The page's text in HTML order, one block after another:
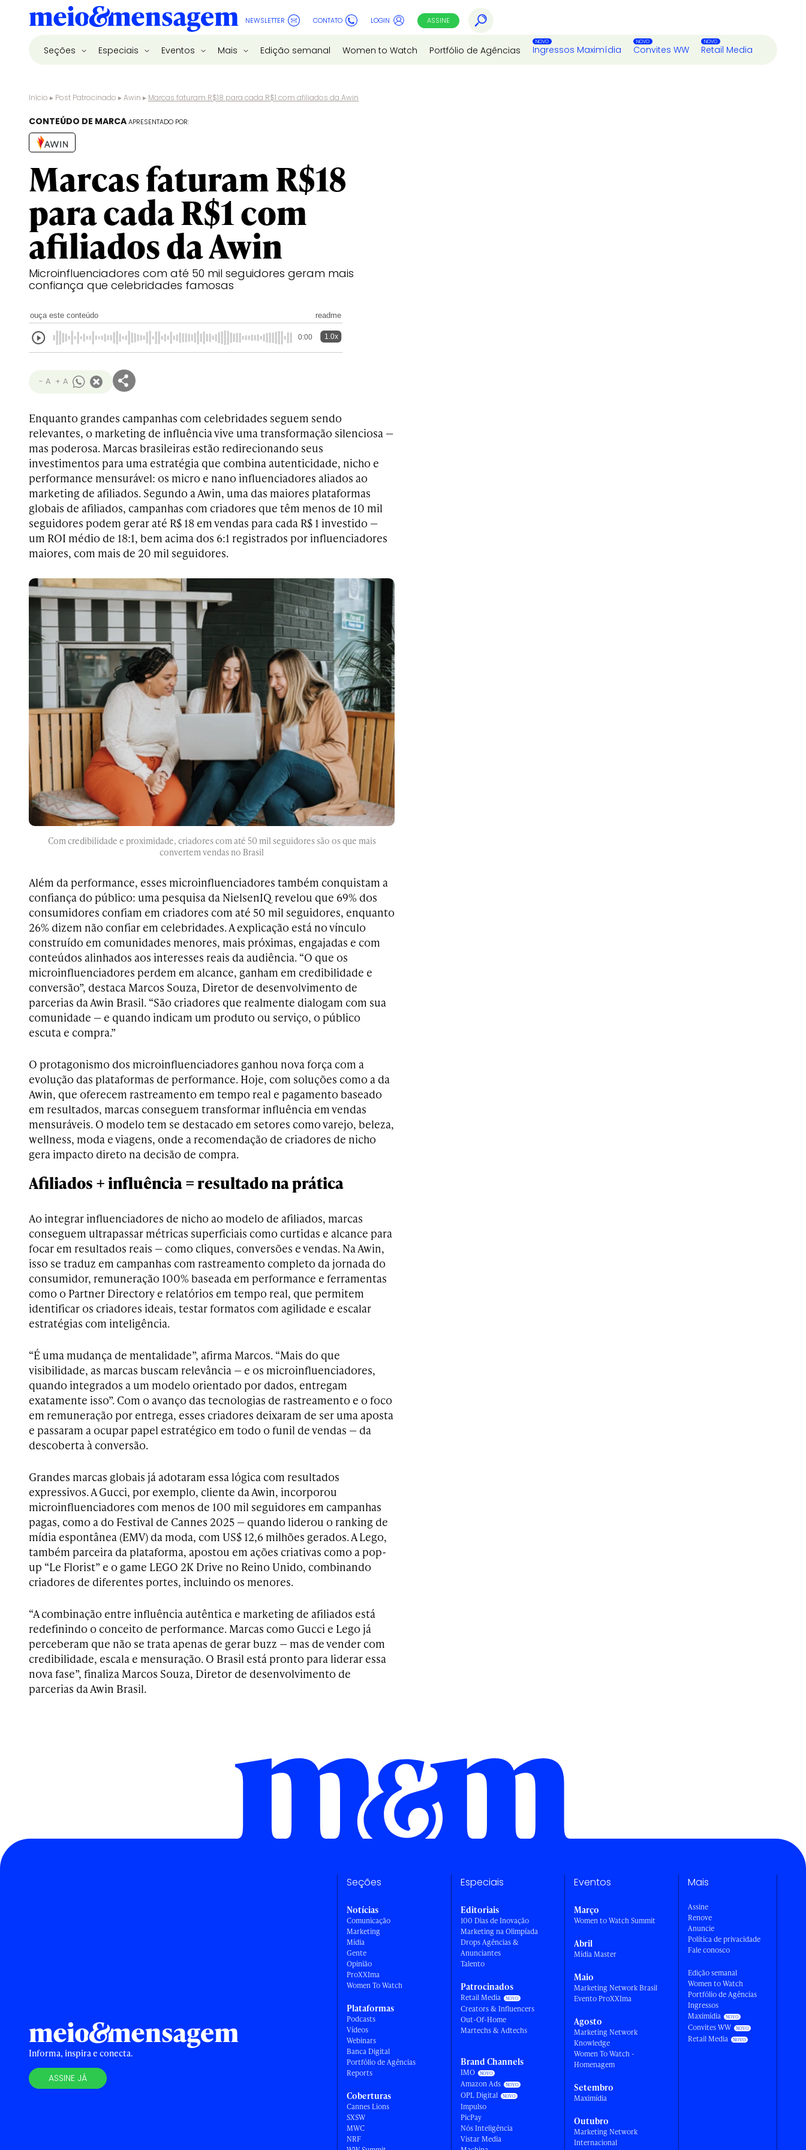
NEWSLETTER CONTATO LOGIN ASSINE
Seções Especiais Eventos Mais Edição semanal Women to Watch Portfólio de Agências Ingressos Maximídia Convites WW Retail Media
Início ▸ Post Patrocinado ▸Awin ▸ Marcas faturam R$18 para cada R$1 com afiliados da Awin
CONTEÚDO DE MARCAAPRESENTADO POR:
Marcas faturam R$18
para cada R$1 com
afiliados da Awin
Microinfluenciadores com até 50 mil seguidores geram mais
confiança que celebridades famosas
ouça este conteúdo readme
0:00 1.0x
- A + A
Enquanto grandes campanhas com celebridades seguem sendo
relevantes, o marketing de influência vive uma transformação silenciosa —
mas poderosa. Marcas brasileiras estão redirecionando seus
investimentos para uma estratégia que combina autenticidade, nicho e
performance mensurável: os micro e nano influenciadores aliados ao
marketing de afiliados. Segundo a Awin, uma das maiores plataformas
globais de afiliados, campanhas com criadores que têm menos de 10 mil
seguidores podem gerar até R$ 18 em vendas para cada R$ 1 investido —
um ROI médio de 18:1, bem acima dos 6:1 registrados por influenciadores
maiores, com mais de 20 mil seguidores.
Com credibilidade e proximidade, criadores com até 50 mil seguidores são os que mais
convertem vendas no Brasil
Além da performance, esses microinfluenciadores também conquistam a
confiança do público: uma pesquisa da NielsenIQ revelou que 69% dos
consumidores confiam em criadores com até 50 mil seguidores, enquanto
26% dizem não confiar em celebridades. A explicação está no vínculo
construído em comunidades menores, mais próximas, engajadas e com
conteúdos alinhados aos interesses reais da audiência. “O que os
microinfluenciadores perdem em alcance, ganham em credibilidade e
conversão”, destaca Marcos Souza, Diretor de desenvolvimento de
parcerias da Awin Brasil. “São criadores que realmente dialogam com sua
comunidade — e quando indicam um produto ou serviço, o público
escuta e compra.”
O protagonismo dos microinfluenciadores ganhou nova força com a
evolução das plataformas de performance. Hoje, com soluções como a da
Awin, que oferecem rastreamento em tempo real e pagamento baseado
em resultados, marcas conseguem transformar influência em vendas
mensuráveis. O modelo tem se destacado em setores como varejo, beleza,
wellness, moda e viagens, onde a recomendação de criadores de nicho
gera impacto direto na decisão de compra.
Afiliados + influência = resultado na prática
Ao integrar influenciadores de nicho ao modelo de afiliados, marcas
conseguem ultrapassar métricas superficiais como curtidas e alcance para
focar em resultados reais — como cliques, conversões e vendas. Na Awin,
isso se traduz em campanhas com rastreamento completo da jornada do
consumidor, remuneração 100% baseada em performance e ferramentas
como o Partner Directory e relatórios em tempo real, que permitem
identificar os criadores ideais, testar formatos com agilidade e escalar
estratégias com inteligência.
“É uma mudança de mentalidade”, afirma Marcos. “Mais do que
visibilidade, as marcas buscam relevância — e os microinfluenciadores,
quando integrados a um modelo orientado por dados, entregam
exatamente isso”. Com o avanço das tecnologias de rastreamento e o foco
em remuneração por entrega, esses criadores deixaram de ser uma aposta
e passaram a ocupar papel estratégico em todo o funil de vendas — da
descoberta à conversão.
Grandes marcas globais já adotaram essa lógica com resultados
expressivos. A Gucci, por exemplo, cliente da Awin, incorporou
microinfluenciadores com menos de 100 mil seguidores em campanhas
pagas, como a do Festival de Cannes 2025 — quando liderou o ranking de
mídia espontânea (EMV) da moda, com US$ 12,6 milhões gerados. A Lego,
também parceira da plataforma, apostou em ações criativas como a pop-
up “Le Florist” e o game LEGO 2K Drive no Reino Unido, combinando
criadores de diferentes portes, incluindo os menores.
“A combinação entre influência autêntica e marketing de afiliados está
redefinindo o conceito de performance. Marcas como Gucci e Lego já
perceberam que não se trata apenas de gerar buzz — mas de vender com
credibilidade, escala e mensuração. O Brasil está pronto para liderar essa
nova fase”, finaliza Marcos Souza, Diretor de desenvolvimento de
parcerias da Awin Brasil.
Informa, inspira e conecta.
ASSINE JÁ
Seções
Notícias
Comunicação
Marketing
Mídia
Gente
Opinião
ProXXIma
Women To Watch
Plataformas
Podcasts
Vídeos
Webinars
Banca Digital
Portfólio de Agências
Reports
Coberturas
Cannes Lions
SXSW
MWC
NRF
Especiais
Editoriais
100 Dias de Inovação
Marketing na Olimpíada
Drops Agências &
Anunciantes
Talento
Patrocinados
Retail Media
Creators & Influencers
Out-Of-Home
Martechs & Adtechs
Brand Channels
IMO
Amazon Ads
OPL Digital
Impulso
PicPay
Nós Inteligência
Vistar Media
Eventos
Março
Women to Watch Summit
Abril
Mídia Master
Maio
Marketing Network Brasil
Evento ProXXIma
Agosto
Marketing Network
Knowledge
Women To Watch -
Homenagem
Setembro
Maximídia
Outubro
Marketing Network
Internacional
Mais
Assine
Renove
Anuncie
Política de privacidade
Fale conosco
Edição semanal
Women to Watch
Portfólio de Agências
Ingressos
Maximídia
Convites WW
Retail Media